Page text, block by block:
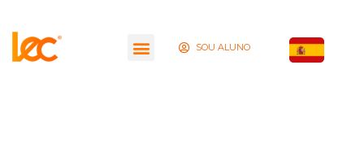
SOU ALUNO